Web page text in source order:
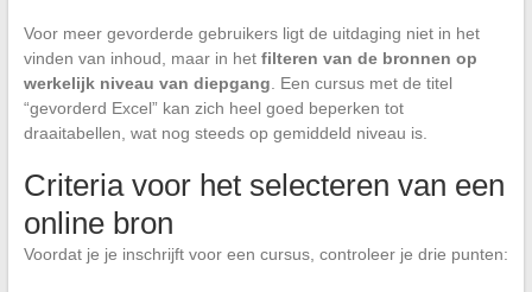
Voor meer gevorderde gebruikers ligt de uitdaging niet in het
vinden van inhoud, maar in het filteren van de bronnen op
werkelijk niveau van diepgang . Een cursus met de titel
“gevorderd Excel” kan zich heel goed beperken tot
draaitabellen, wat nog steeds op gemiddeld niveau is.
Criteria voor het selecteren van een
online bron
Voordat je je inschrijft voor een cursus, controleer je drie punten: